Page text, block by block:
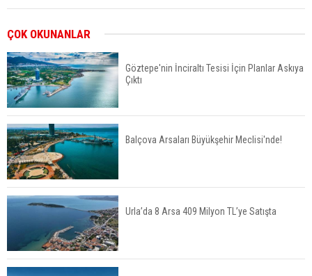
TOKİ'nin Kiralık Sosyal Konut Modeli Kiraları
Düşürür Mü?
Yüzde 16,2 Arttı
Konut Satışları Güçlü Seyrini Korudu Yabancıya
Satış Geriledi
ÇOK OKUNANLAR
Göztepe'nin İnciraltı Tesisi İçin Planlar Askıya
Çıktı
Balçova Arsaları Büyükşehir Meclisi'nde!
Urla’da 8 Arsa 409 Milyon TL’ye Satışta